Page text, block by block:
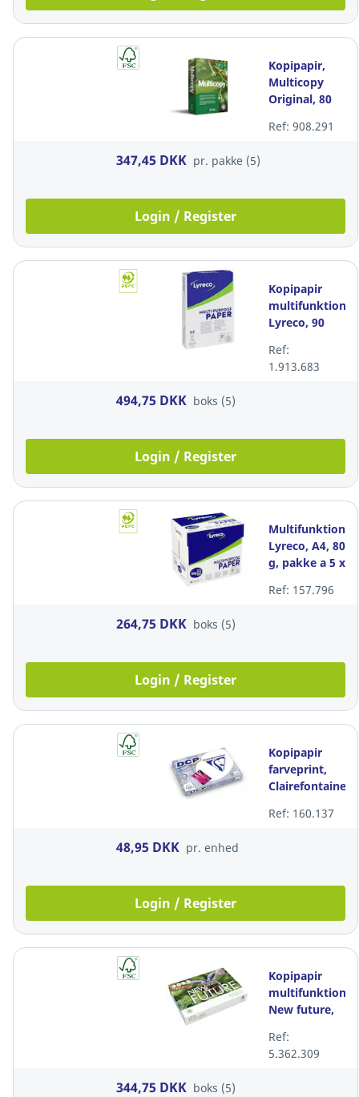
Kopipapir,
Multicopy
Original, 80
CIE, hvid, A4,
Ref: 908.291
347,45 DKK pr. pakke (5)
Login / Register
Kopipapir
multifunktion,
Lyreco, 90
A4, pakke a 5
x 500 ark
Ref:
1.913.683
494,75 DKK boks (5)
Login / Register
Lyreco, A4, 80
g, pakke a 5 x
Ref: 157.796
264,75 DKK boks (5)
Login / Register
Kopipapir
farveprint,
Clairefontaine
g, hvid, A4,
Ref: 160.137
48,95 DKK pr. enhed
Login / Register
Kopipapir
multifunktion,
New future,
hvid, A4,
pakke a 5 x
Ref:
5.362.309
344,75 DKK boks (5)